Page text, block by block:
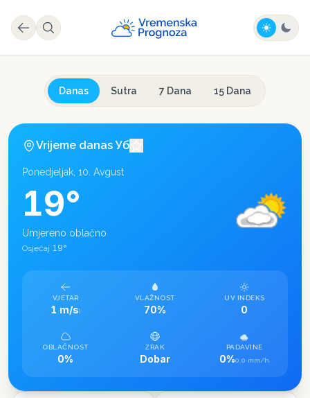
Danas Sutra 7 Dana 15 Dana
Vrijeme danasУб
Ponedjeljak, 10. Avgust
19°
Umjereno oblačno
Osjećaj 19°
VJETAR
1 m/sI
VLAŽNOST
70%
UV INDEKS
0
OBLAČNOST
0%
ZRAK
Dobar
PADAVINE
0%0.0 mm/h